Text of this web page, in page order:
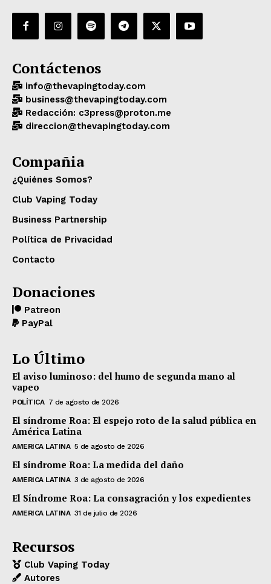
Contáctenos
info@thevapingtoday.com
business@thevapingtoday.com
Redacción: c3press@proton.me
direccion@thevapingtoday.com
Compañia
¿Quiénes Somos?
Club Vaping Today
Business Partnership
Política de Privacidad
Contacto
Donaciones
Patreon
PayPal
Lo Último
El aviso luminoso: del humo de segunda mano al
vapeo
POLÍTICA 7 de agosto de 2026
El síndrome Roa: El espejo roto de la salud pública en
América Latina
AMERICA LATINA 5 de agosto de 2026
El síndrome Roa: La medida del daño
AMERICA LATINA 3 de agosto de 2026
El Síndrome Roa: La consagración y los expedientes
AMERICA LATINA 31 de julio de 2026
Recursos
Club Vaping Today
Autores